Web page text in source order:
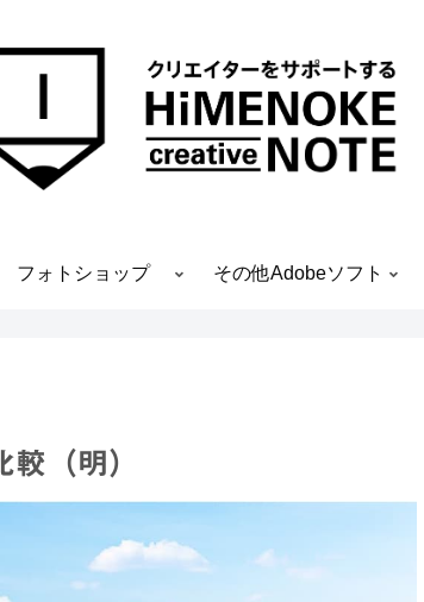
フォトショップ その他Adobeソフト
（明）